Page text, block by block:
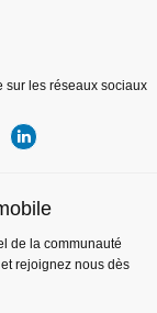
sur les réseaux sociaux
de la communauté
rejoignez nous dès